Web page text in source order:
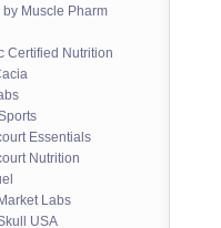
Muscle Pharm
Certified Nutrition
Essentials
Nutrition
Labs
USA